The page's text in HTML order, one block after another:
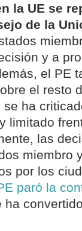
la UE se
de la
y a
el PE
el resto
ha
limitado
las
miembro
por los
paró la
ha